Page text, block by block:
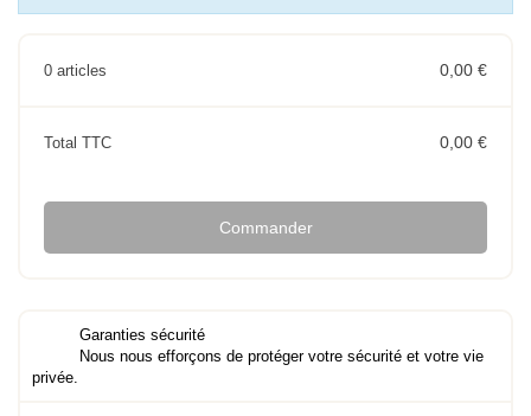
0 articles 0,00 €
Total TTC 0,00 €
Commander
Garanties sécurité
Nous nous efforçons de protéger votre sécurité et votre vie
privée.